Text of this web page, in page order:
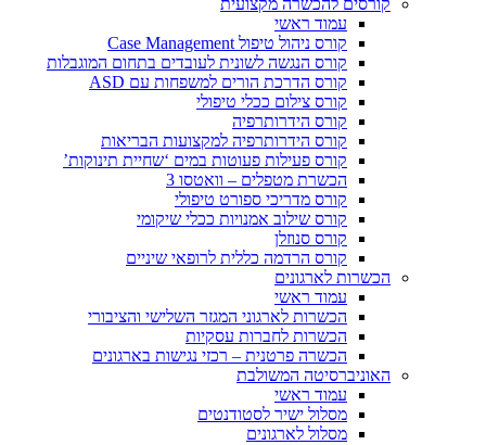
קורסים להכשרה מקצועית
עמוד ראשי
קורס ניהול טיפול Case Management
קורס הנגשה לשונית לעובדים בתחום המוגבלות
קורס הדרכת הורים למשפחות עם ASD
קורס צילום ככלי טיפולי
קורס הידרותרפיה
קורס הידרותרפיה למקצועות הבריאות
קורס פעילות פעוטות במים ‘שחיית תינוקות’
הכשרת מטפלים – וואטסו 3
קורס מדריכי ספורט טיפולי
קורס שילוב אמנויות ככלי שיקומי
קורס סנוזלן
קורס הרדמה כללית לרופאי שיניים
הכשרות לארגונים
עמוד ראשי
הכשרות לארגוני המגזר השלישי והציבורי
הכשרות לחברות עסקיות
הכשרה פרטנית – רכזי נגישות בארגונים
האוניברסיטה המשולבת
עמוד ראשי
מסלול ישיר לסטודנטים
מסלול לארגונים